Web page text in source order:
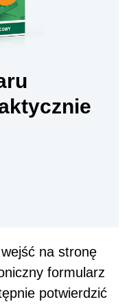
na stronę
formularz
potwierdzić